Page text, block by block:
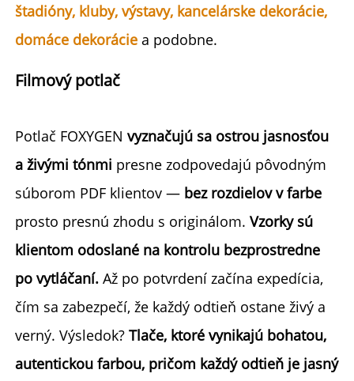
štadióny, kluby, výstavy, kancelárske dekorácie,
domáce dekorácie a podobne.
Filmový potlač
Potlač FOXYGEN vyznačujú sa ostrou jasnosťou
a živými tónmi presne zodpovedajú pôvodným
súborom PDF klientov —
prosto presnú zhodu s originálom. Vzorky sú
klientom odoslané na kontrolu bezprostredne
po vytláčaní. Až po potvrdení začína expedícia,
čím sa zabezpečí, že každý odtieň ostane živý a
verný. Výsledok? Tlače, ktoré vynikajú bohatou,
autentickou farbou, pričom každý odtieň je jasný